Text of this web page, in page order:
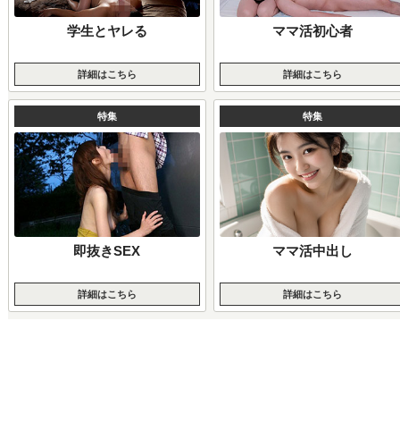
学生とヤレる
詳細はこちら
特集
即抜きSEX
詳細はこちら
ママ活初心者
詳細はこちら
特集
ママ活中出し
詳細はこちら